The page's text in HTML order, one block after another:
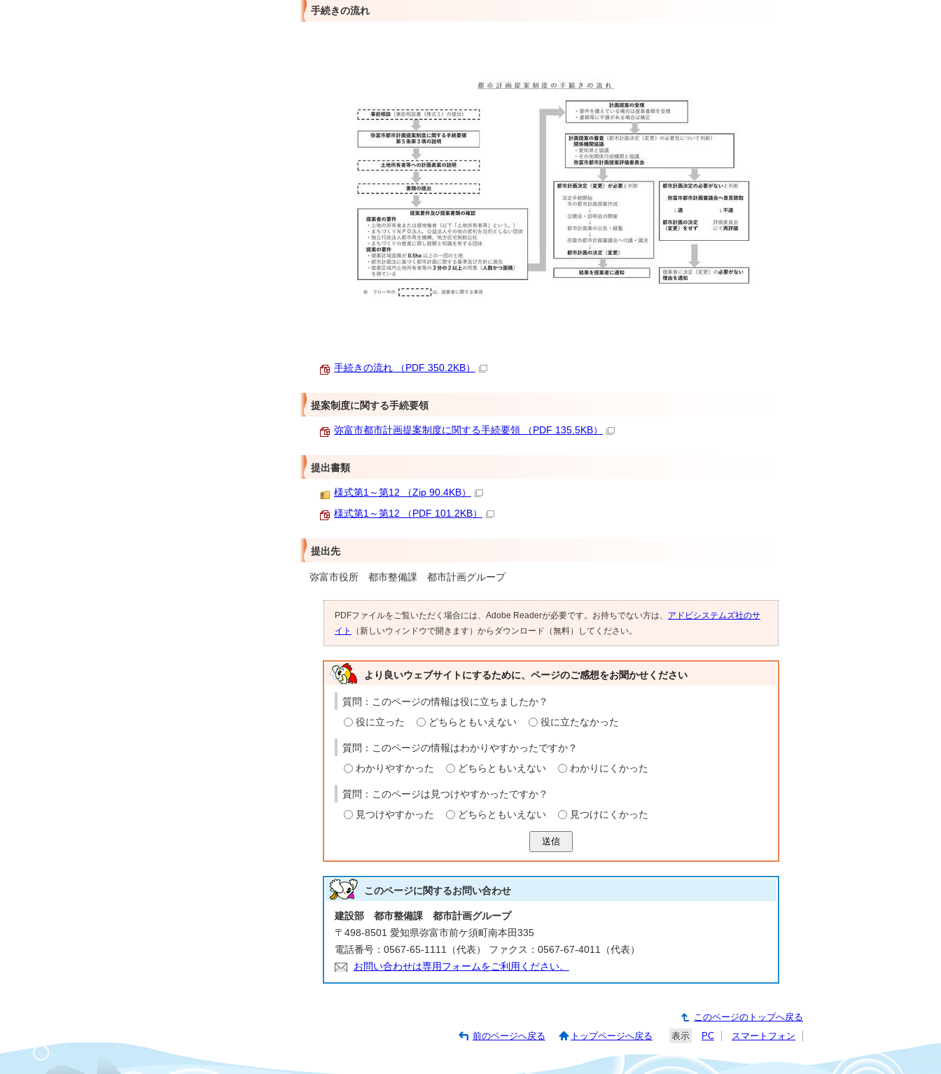
手続きの流れ
手続きの流れ （PDF 350.2KB）
提案制度に関する手続要領
弥富市都市計画提案制度に関する手続要領 （PDF 135.5KB）
提出書類
様式第1～第12 （Zip 90.4KB）
様式第1～第12 （PDF 101.2KB）
提出先
弥富市役所 都市整備課 都市計画グループ
PDFファイルをご覧いただく場合には、Adobe Readerが必要です。お持ちでない方は、 アドビシステムズ社のサ
イト
（新しいウィンドウで開きます）からダウンロード（無料）してください。
より良いウェブサイトにするために、ページのご感想をお聞かせください
質問：このページの情報は役に立ちましたか？
役に立った
どちらともいえない 役に立たなかった
質問：このページの情報はわかりやすかったですか？
わかりやすかった
どちらともいえない わかりにくかった
質問：このページは見つけやすかったですか？
見つけやすかった
どちらともいえない 見つけにくかった
送信
このページに関するお問い合わせ
建設部 都市整備課 都市計画グループ
〒498-8501 愛知県弥富市前ケ須町南本田335
電話番号：0567-65-1111（代表） ファクス：0567-67-4011（代表）
お問い合わせは専用フォームをご利用ください。
このページのトップへ戻る
前のページへ戻る
トップページへ戻る 表示 PC スマートフォン